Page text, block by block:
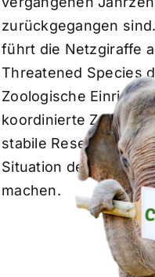
zurückgegangen
führt die Netzgiraffe
Threatened Species
Zoologische
koordinierte
stabile
Situation der Tiere in
machen.